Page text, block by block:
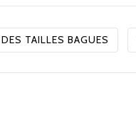
TAILLES BAGUES